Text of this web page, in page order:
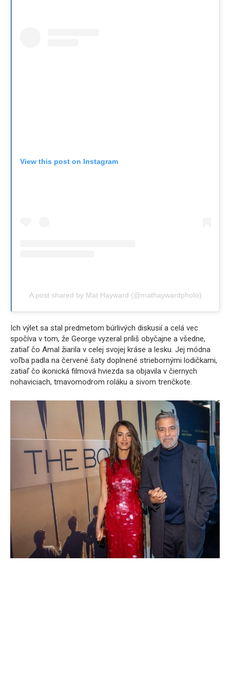
View this post on Instagram
A post shared by Mat Hayward (@mathaywardphoto)
Ich výlet sa stal predmetom búrlivých diskusií a celá vec
spočíva v tom, že George vyzeral príliš obyčajne a všedne,
zatiaľ čo Amal žiarila v celej svojej kráse a lesku. Jej módna
voľba padla na červené šaty doplnené striebornými lodičkami,
zatiaľ čo ikonická filmová hviezda sa objavila v čiernych
nohaviciach, tmavomodrom roláku a sivom trenčkote.